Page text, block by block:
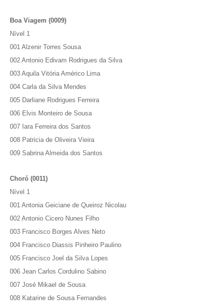
Boa Viagem (0009)
Nível 1
001 Alzenir Torres Sousa
002 Antonio Edivam Rodrigues da Silva
003 Aquila Vitória Américo Lima
004 Carla da Silva Mendes
005 Darliane Rodrigues Ferreira
006 Elvis Monteiro de Sousa
007 Iara Ferreira dos Santos
008 Patricia de Oliveira Vieira
009 Sabrina Almeida dos Santos
Choró (0011)
Nível 1
001 Antonia Geiciane de Queiroz Nicolau
002 Antonio Cicero Nunes Filho
003 Francisco Borges Alves Neto
004 Francisco Diassis Pinheiro Paulino
005 Francisco Joel da Silva Lopes
006 Jean Carlos Cordulino Sabino
007 José Mikael de Sousa
008 Katarine de Sousa Fernandes